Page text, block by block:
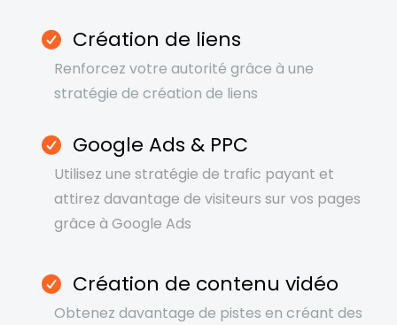
Création de liens
Renforcez votre autorité grâce à une
stratégie de création de liens
Google Ads & PPC
Utilisez une stratégie de trafic payant et
attirez davantage de visiteurs sur vos pages
grâce à Google Ads
Création de contenu vidéo
Obtenez davantage de pistes en créant des